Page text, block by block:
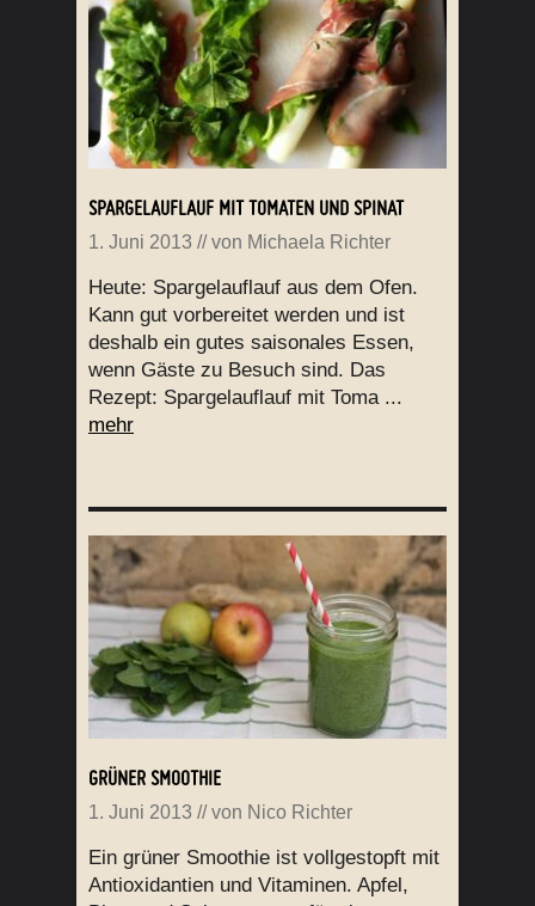
SPARGELAUFLAUF MIT TOMATEN UND SPINAT
1. Juni 2013 // von Michaela Richter
Heute: Spargelauflauf aus dem Ofen.
Kann gut vorbereitet werden und ist
deshalb ein gutes saisonales Essen,
wenn Gäste zu Besuch sind. Das
Rezept: Spargelauflauf mit Toma ...
mehr
GRÜNER SMOOTHIE
1. Juni 2013 // von Nico Richter
Ein grüner Smoothie ist vollgestopft mit
Antioxidantien und Vitaminen. Apfel,